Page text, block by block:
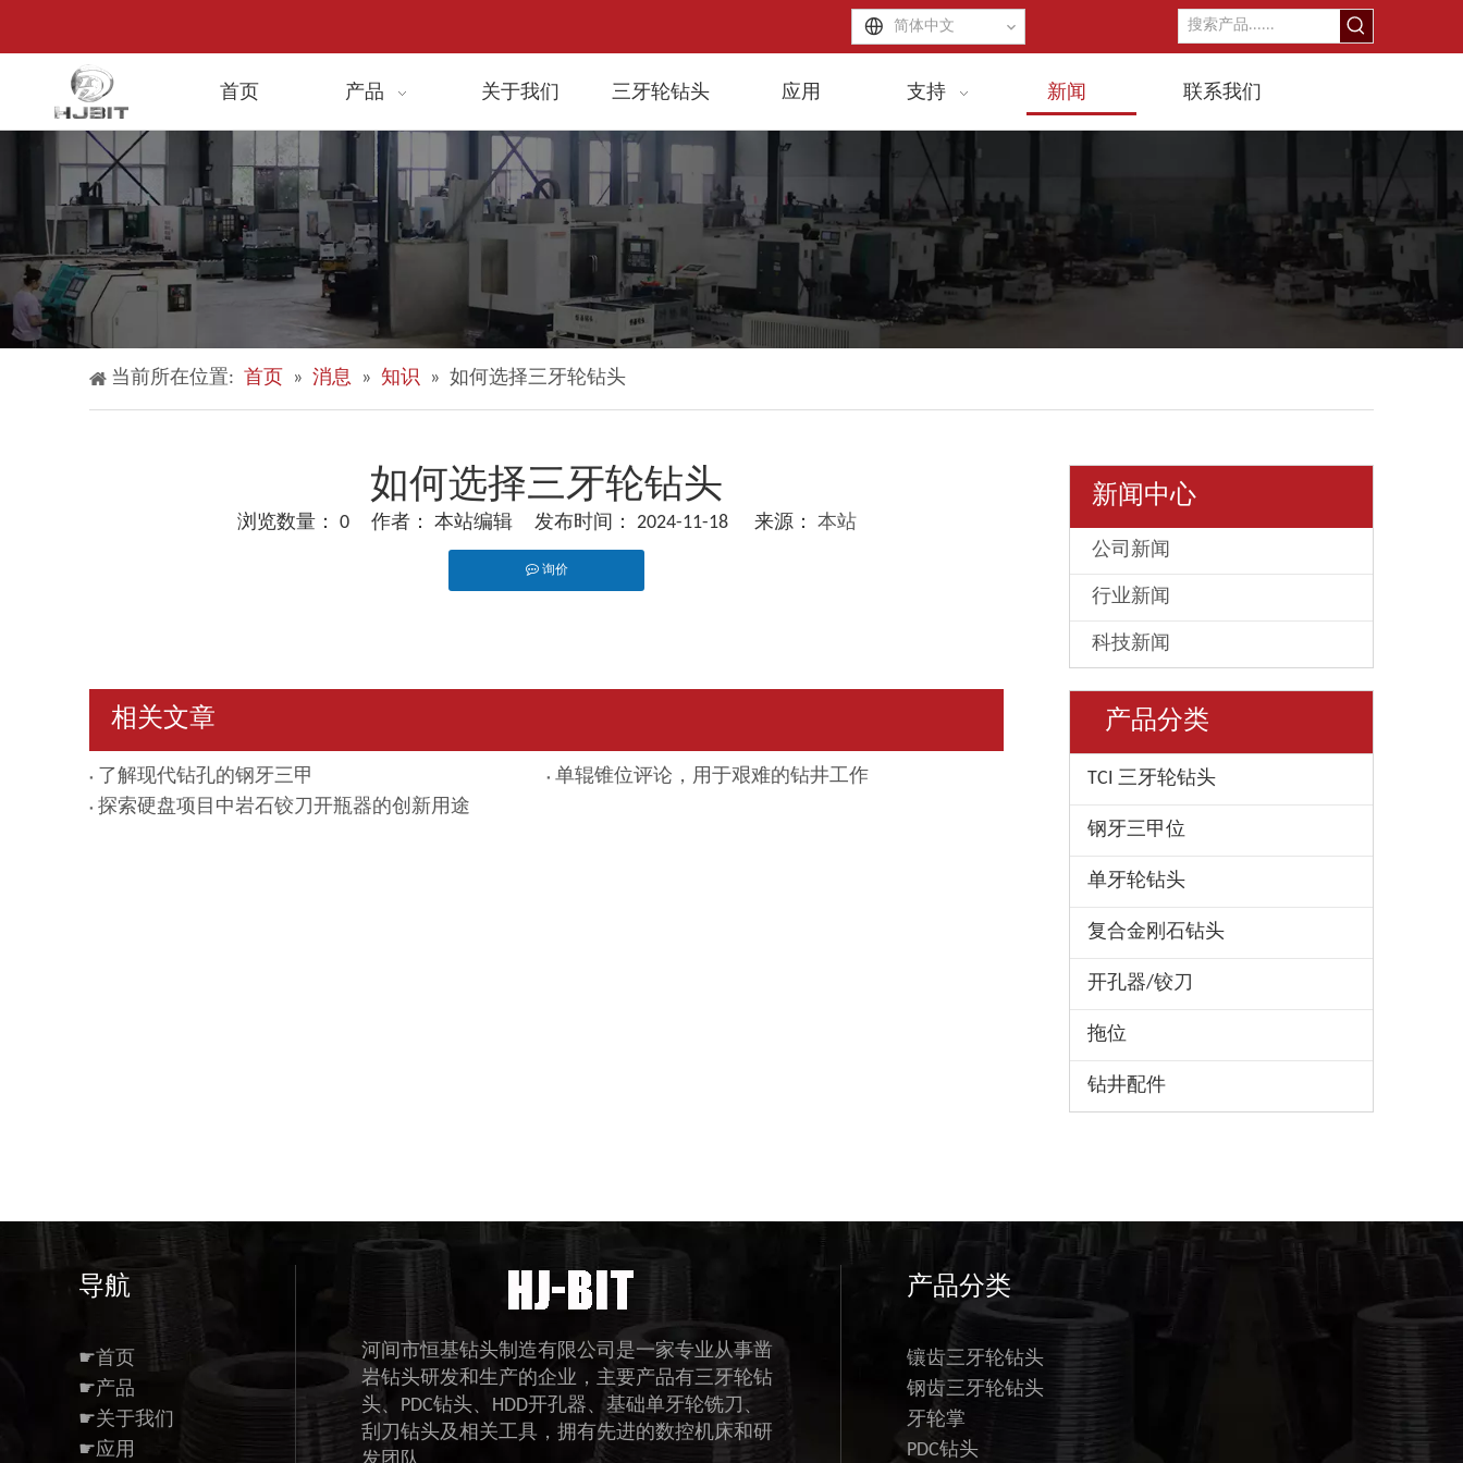
简体中文
首页 产品 关于我们 三牙轮钻头 应用 支持 新闻 联系我们
当前所在位置: 首页 » 消息 » 知识 » 如何选择三牙轮钻头
如何选择三牙轮钻头
浏览数量： 0作者： 本站编辑 发布时间： 2024-11-18 来源： 本站
询价
相关文章
了解现代钻孔的钢牙三甲
单辊锥位评论，用于艰难的钻井工作
探索硬盘项目中岩石铰刀开瓶器的创新用途
新闻中心
公司新闻
行业新闻
科技新闻
产品分类
TCI 三牙轮钻头
钢牙三甲位
单牙轮钻头
复合金刚石钻头
开孔器/铰刀
拖位
钻井配件
导航
☛首页
☛产品
☛关于我们
☛应用
河间市恒基钻头制造有限公司是一家专业从事凿
岩钻头研发和生产的企业，主要产品有三牙轮钻
头、PDC钻头、HDD开孔器、基础单牙轮铣刀、
刮刀钻头及相关工具，拥有先进的数控机床和研
产品分类
镶齿三牙轮钻头
钢齿三牙轮钻头
牙轮掌
PDC钻头